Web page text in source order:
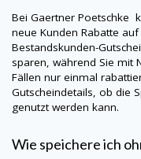
Bei Gaertner Poetschke
neue Kunden Rabatte
Bestandskunden-
sparen, während Sie mit
Fällen nur einmal
Gutscheindetails, ob die
genutzt werden kann.
Wie speichere ich